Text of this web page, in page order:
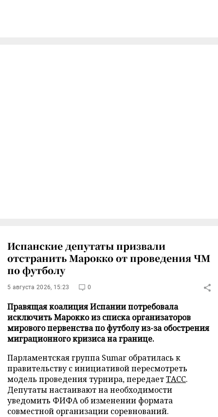
Испанские депутаты призвали
отстранить Марокко от проведения ЧМ
по футболу
5 августа 2026, 15:23 0
Правящая коалиция Испании потребовала
исключить Марокко из списка организаторов
мирового первенства по футболу из-за обострения
миграционного кризиса на границе.
Парламентская группа Sumar обратилась к
правительству с инициативой пересмотреть
модель проведения турнира, передаетТАСС.
Депутаты настаивают на необходимости
уведомить ФИФА об изменении формата
совместной организации соревнований.